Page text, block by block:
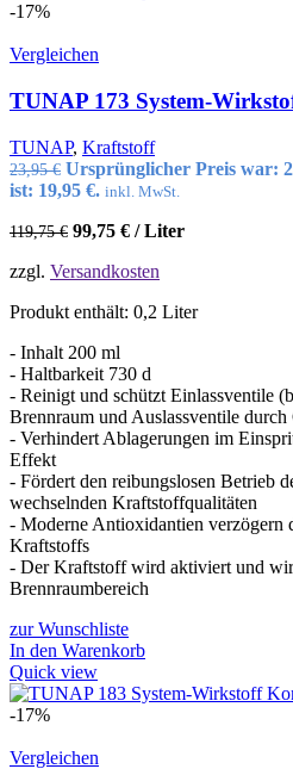
-17%
Vergleichen
TUNAP 173 System-
TUNAP, Kraftstoff
23,95€ Ursprünglicher Preis war:
ist: 19,95 €. inkl. MwSt.
119,75€ 99,75 € /Liter
zzgl. Versandkosten
Produkt enthält: 0,2 Liter
- Inhalt 200 ml
- Haltbarkeit 730 d
- Reinigt und schützt Einlassventile
Brennraum und Auslassventile
- Verhindert Ablagerungen im
Effekt
- Fördert den reibungslosen Betrieb
wechselnden Kraftstoffqualitäten
- Moderne Antioxidantien verzögern
Kraftstoffs
- Der Kraftstoff wird aktiviert und
Brennraumbereich
zur Wunschliste
In den Warenkorb
Quick view
-17%
Vergleichen